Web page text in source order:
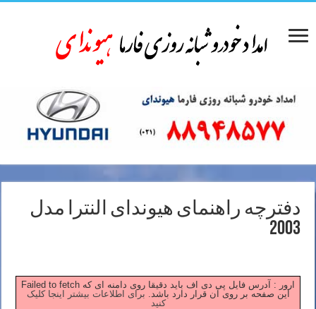
دفترچه راهنمای هیوندای النترا مدل
2003
Failed to fetch ارور : آدرس فایل پی دی اف باید دقیقا روی دامنه ای که
این صفحه بر روی آن قرار دارد باشد. برای اطلاعات بیشتر اینجا کلیک
کنید